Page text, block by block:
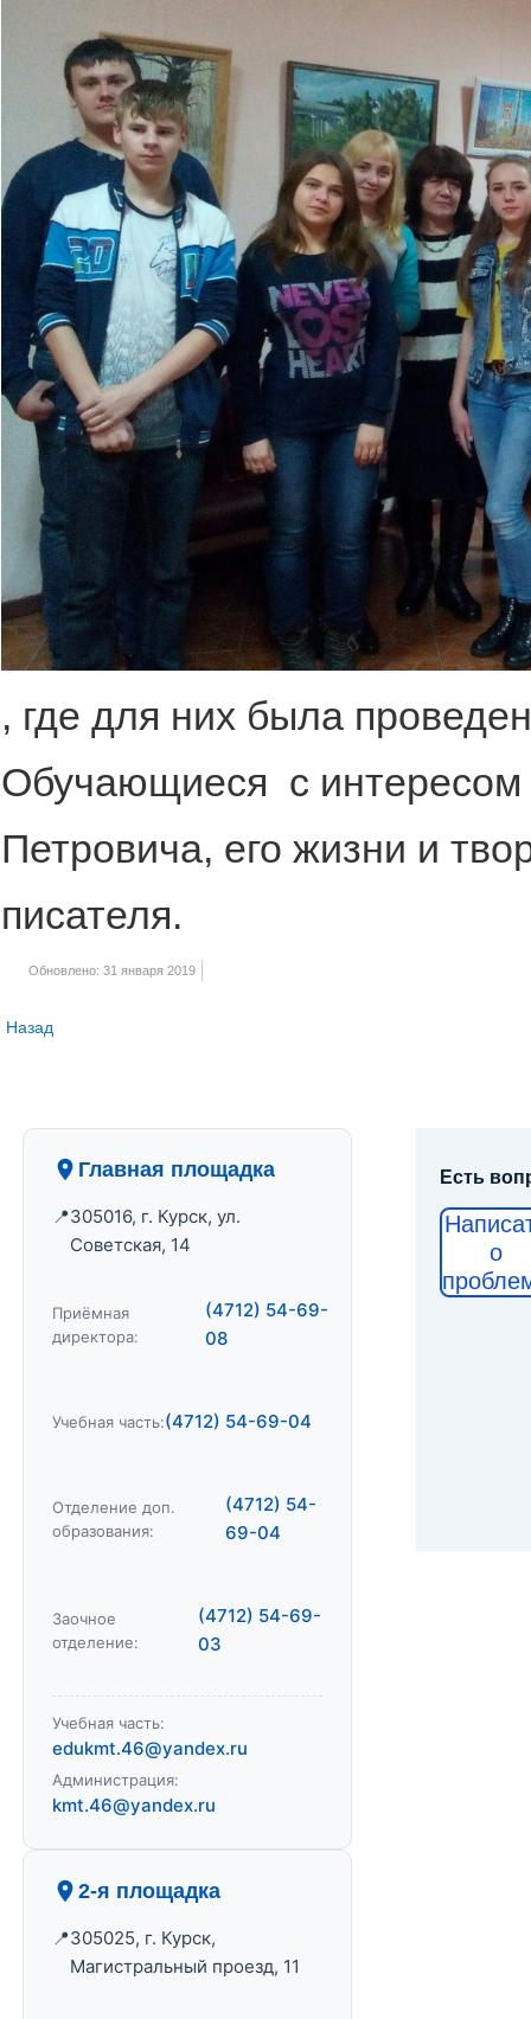
, где для них была
Обучающиеся с интересом
Петровича, его жизни и
писателя.
Обновлено: 31 января 2019
Назад
Главная площадка
305016, г. Курск, ул.
Советская, 14
Приёмная
директора:
(4712) 54-69-
08
Учебная часть:(4712) 54-69-04
Отделение доп.
образования:
(4712) 54-
69-04
Заочное
отделение:
(4712) 54-69-
03
Учебная часть:
edukmt.46@yandex.ru
Администрация:
kmt.46@yandex.ru
2-я площадка
305025, г. Курск,
Магистральный проезд, 11
Есть
о